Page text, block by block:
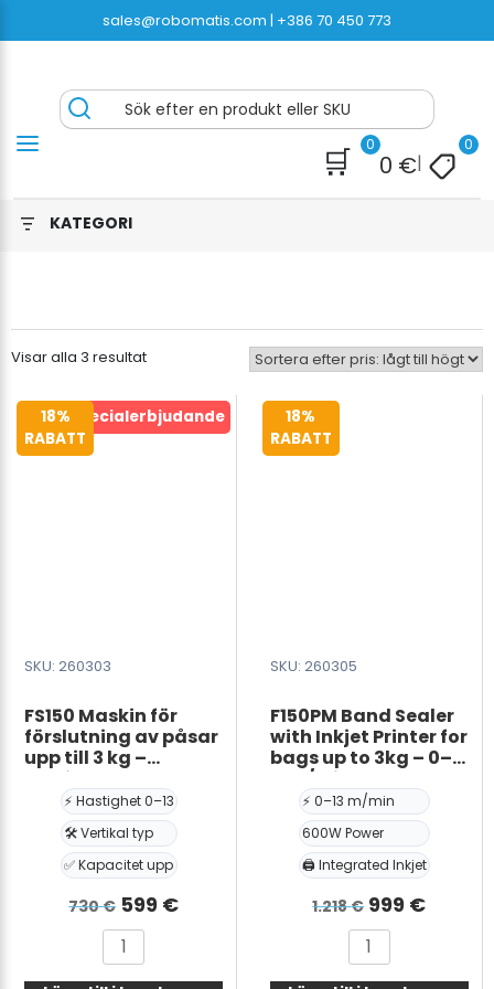
till
sales@robomatis.com | +386 70 450 773
ROBOMATIS®
Battery Strapping Tools and Packing Machines
Delivered Fast and Free
Sök efter en produkt eller SKU
🛒 0
0 €|
0
KATEGORI
Visar alla 3 resultatSorterade
pris:
lågt
till
Specialerbjudande
18%
RABATT
SKU: 260303
FS150 Maskin för
förslutning av påsar
upp till 3 kg –
Vertikal typ, 0–13
m/min⚡ Hastighet 0–13
🛠️ Vertikal typ
✅ Kapacitet upp
730€ Det
ursprungliga
priset
599 €Det
FS150
Maskin
18%
RABATT
SKU: 260305
F150PM Band Sealer
with Inkjet Printer for
bags up to 3kg – 0–
13m/min, 600W
⚡ 0–13 m/min
600W Power
🖨️ Integrated Inkjet
1.218€ Det
priset
999 €Det
F150PM
Band